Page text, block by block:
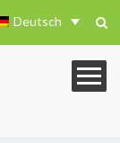
Deutsch